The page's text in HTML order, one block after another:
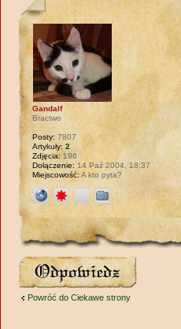
Gandalf
Bractwo
Posty: 7807
Artykuły: 2
Zdjęcia: 196
Dołączenie: 14 Paź 2004, 18:37
Miejscowość:A kto pyta?
Wyślij odpowiedź
Powróć do Ciekawe strony